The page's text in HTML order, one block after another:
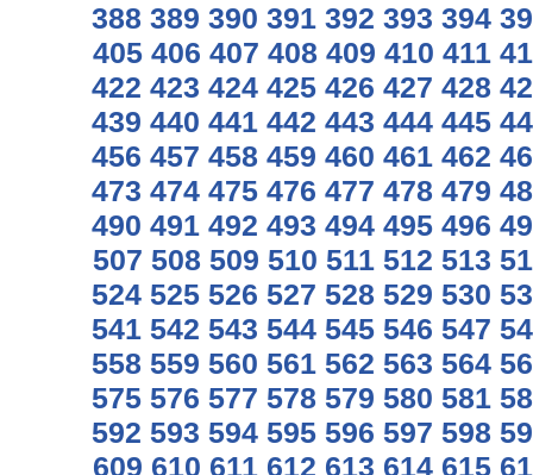
388 389 390 391 392 393 394
405 406 407 408 409 410 411
422 423 424 425 426 427 428
439 440 441 442 443 444 445
456 457 458 459 460 461 462
473 474 475 476 477 478 479
490 491 492 493 494 495 496
507 508 509 510 511 512 513
524 525 526 527 528 529 530
541 542 543 544 545 546 547
558 559 560 561 562 563 564
575 576 577 578 579 580 581
592 593 594 595 596 597 598
609 610 611 612 613 614 615